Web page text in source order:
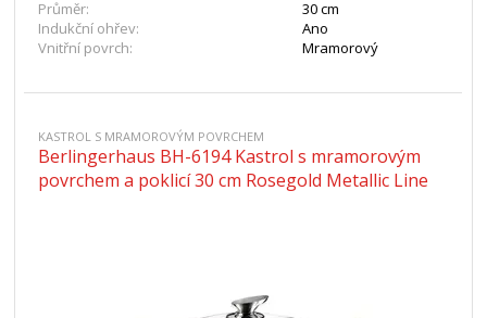
Průměr:
30 cm
Indukční ohřev:
Ano
Vnitřní povrch:
Mramorový
KASTROL S MRAMOROVÝM POVRCHEM
Berlingerhaus BH-6194 Kastrol s mramorovým
povrchem a poklicí 30 cm Rosegold Metallic Line